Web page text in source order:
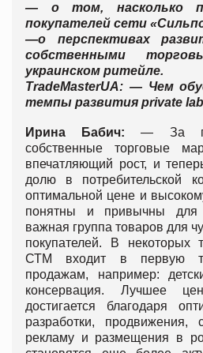
— о том, насколько
покупателей сети
—о перспективах
собственными
украинском ритейле.
TradeMasterUA: — Чем
темпы развития private
Ирина Бабич: — За
собственные торговые
впечатляющий рост, и
долю в потребительской
оптимальной цене и
понятны и привычны для
важная группа товаров для
покупателей. В некоторых
СТМ входит в первую
продажам, например:
консервация. Лучшее
достигается благодаря
разработки, продвижения,
рекламу и размещения в